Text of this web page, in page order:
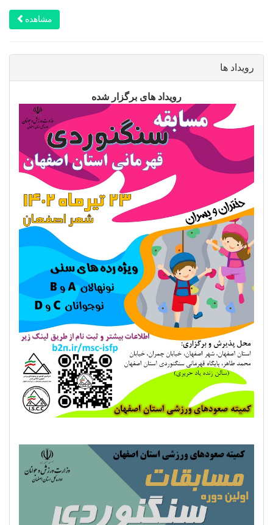
مشاهده
رویداد ها
رویداد های برگزار شده